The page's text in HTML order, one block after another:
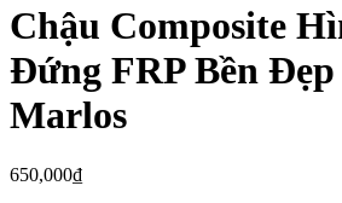
Chậu Composite
Đứng FRP Bền
Marlos
650,000₫